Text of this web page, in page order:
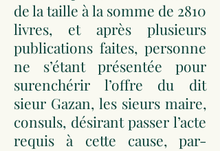
de la taille à la somme de 2810
livres, et après plusieurs
publications faites, personne
ne s’étant présentée pour
surenchérir l’offre du dit
sieur Gazan, les sieurs maire,
consuls, désirant passer l’acte
requis à cette cause, par-